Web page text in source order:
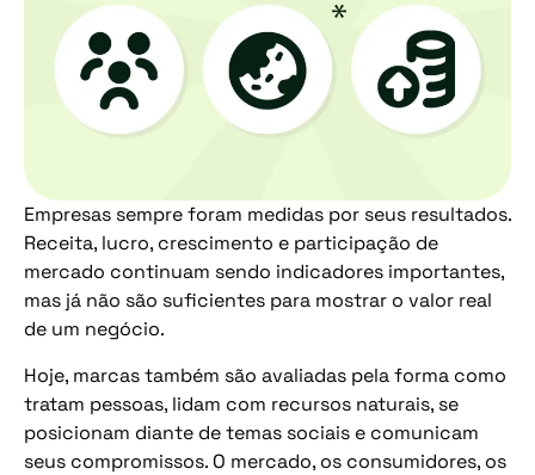
Empresas sempre foram medidas por seus resultados.
Receita, lucro, crescimento e participação de
mercado continuam sendo indicadores importantes,
mas já não são suficientes para mostrar o valor real
de um negócio.
Hoje, marcas também são avaliadas pela forma como
tratam pessoas, lidam com recursos naturais, se
posicionam diante de temas sociais e comunicam
seus compromissos. O mercado, os consumidores, os